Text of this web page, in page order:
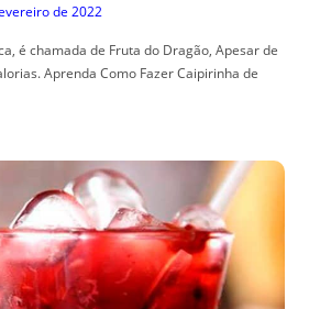
de 2022
é chamada de Fruta do Dragão, Apesar de
Aprenda Como Fazer Caipirinha de